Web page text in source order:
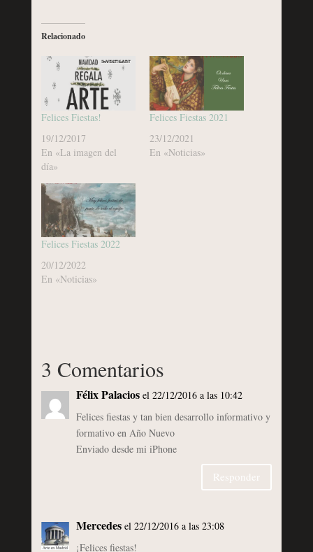
Relacionado
Felices Fiestas!
19/12/2017
En «La imagen del
día»
Felices Fiestas 2021
23/12/2021
En «Noticias»
Felices Fiestas 2022
20/12/2022
En «Noticias»
3 Comentarios
Félix Palacios el 22/12/2016 a las 10:42
Felices fiestas y tan bien desarrollo informativo y
formativo en Año Nuevo
Enviado desde mi iPhone
Responder
Mercedes el 22/12/2016 a las 23:08
¡Felices fiestas!